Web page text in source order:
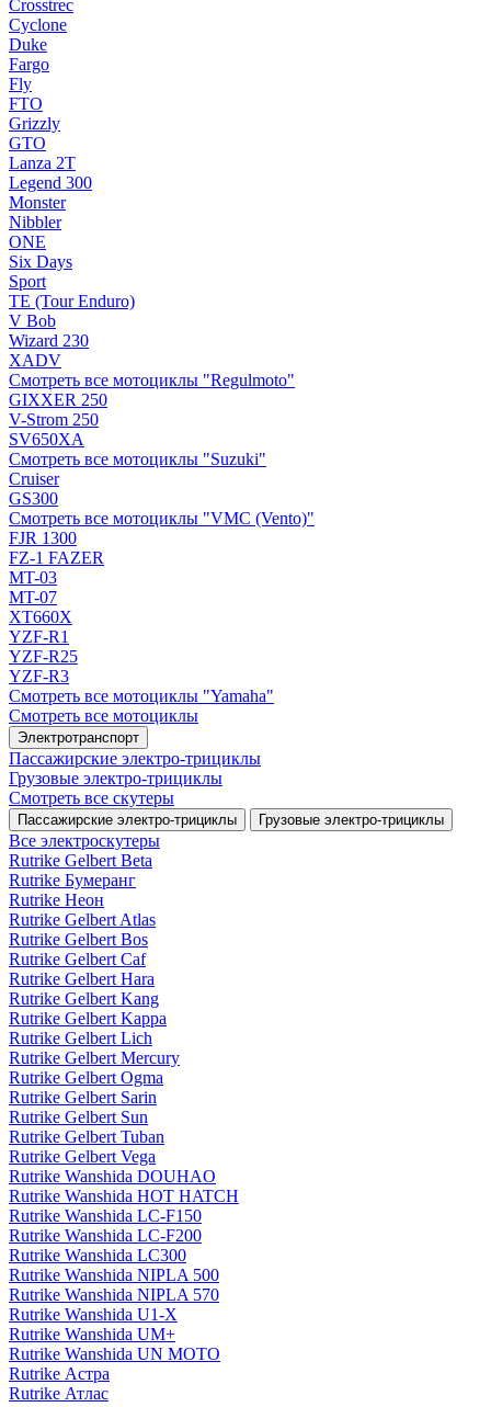
Crosstrec
Cyclone
Duke
Fargo
Fly
FTO
Grizzly
GTO
Lanza 2T
Legend 300
Monster
Nibbler
ONE
Six Days
Sport
TE (Tour Enduro)
V Bob
Wizard 230
XADV
Смотреть все мотоциклы "Regulmoto"
GIXXER 250
V-Strom 250
SV650XA
Смотреть все мотоциклы "Suzuki"
Cruiser
GS300
Смотреть все мотоциклы "VMC (Vento)"
FJR 1300
FZ-1 FAZER
MT-03
MT-07
XT660X
YZF-R1
YZF-R25
YZF-R3
Смотреть все мотоциклы "Yamaha"
Смотреть все мотоциклы
Электротранспорт
Пассажирские электро‑трициклы
Грузовые электро‑трициклы
Смотреть все скутеры
Пассажирские электро‑трициклы Грузовые электро‑трициклы
Все электро­скутеры
Rutrike Gelbert Beta
Rutrike Бумеранг
Rutrike Неон
Rutrike Gelbert Atlas
Rutrike Gelbert Bos
Rutrike Gelbert Caf
Rutrike Gelbert Hara
Rutrike Gelbert Kang
Rutrike Gelbert Kappa
Rutrike Gelbert Lich
Rutrike Gelbert Mercury
Rutrike Gelbert Ogma
Rutrike Gelbert Sarin
Rutrike Gelbert Sun
Rutrike Gelbert Tuban
Rutrike Gelbert Vega
Rutrike Wanshida DOUHAO
Rutrike Wanshida HOT HATCH
Rutrike Wanshida LC-F150
Rutrike Wanshida LC-F200
Rutrike Wanshida LC300
Rutrike Wanshida NIPLA 500
Rutrike Wanshida NIPLA 570
Rutrike Wanshida U1-X
Rutrike Wanshida UM+
Rutrike Wanshida UN MOTO
Rutrike Астра
Rutrike Атлас